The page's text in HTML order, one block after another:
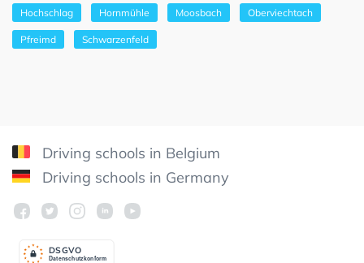
Hochschlag Hornmühle Moosbach Oberviechtach
Pfreimd Schwarzenfeld
Driving schools in Belgium
Driving schools in Germany
Datenschutzkonform
DSGVO